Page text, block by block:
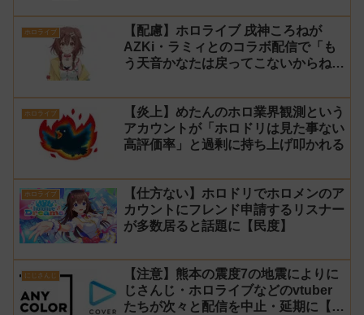
ホロライブ
【配慮】ホロライブ 戌神ころねが
AZKi・ラミィとのコラボ配信で「も
う天音かなたは戻ってこないからね」
ホロライブ
【炎上】めたんのホロ業界観測という
アカウントが「ホロドリは見た事ない
高評価率」と過剰に持ち上げ叩かれる
ホロライブ
【仕方ない】ホロドリでホロメンのア
カウントにフレンド申請するリスナー
が多数居ると話題に【民度】
にじさんじ
【注意】熊本の震度7の地震によりに
じさんじ・ホロライブなどのvtuber
たちが次々と配信を中止・延期に【不